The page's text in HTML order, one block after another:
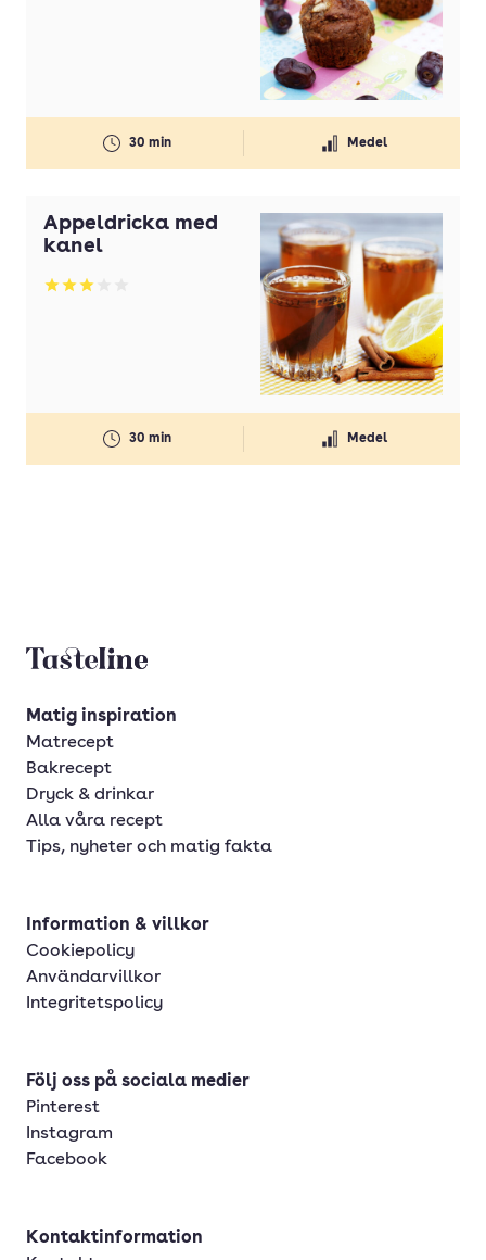
30 min Medel
Äppeldricka med
kanel
Betyg: 3 av 5
30 min Medel
Tasteline startsida
Matig inspiration
Matrecept
Bakrecept
Dryck & drinkar
Alla våra recept
Tips, nyheter och matig fakta
Information & villkor
Cookiepolicy
Användarvillkor
Integritetspolicy
Följ oss på sociala medier
Pinterest
Instagram
Facebook
Kontaktinformation